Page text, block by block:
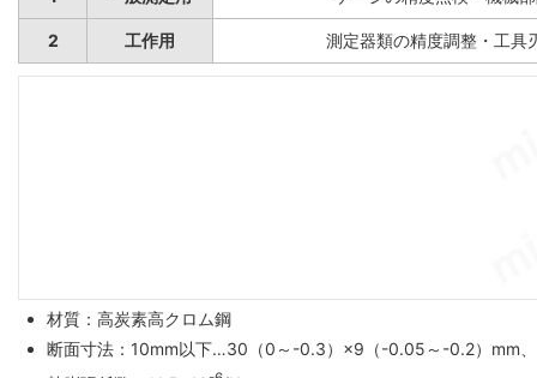
2 工作用 測定器類の精度調整・工具
材質：高炭素高クロム鋼
断面寸法：10mm以下…30（0～-0.3）×9（-0.05～-0.2）mm